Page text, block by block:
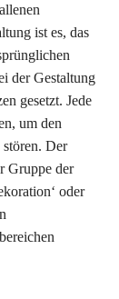
ist es, das
der Gestaltung
gesetzt. Jede
um den
stören. Der
Gruppe der
oder